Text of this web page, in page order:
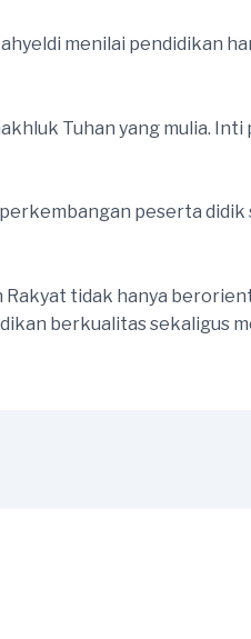
menilai pendidikan
Tuhan yang mulia. Inti
peserta didik
tidak hanya
berkualitas sekaligus